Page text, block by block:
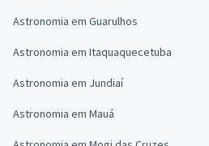
Astronomia em Guarulhos
Astronomia em Itaquaquecetuba
Astronomia em Jundiaí
Astronomia em Mauá